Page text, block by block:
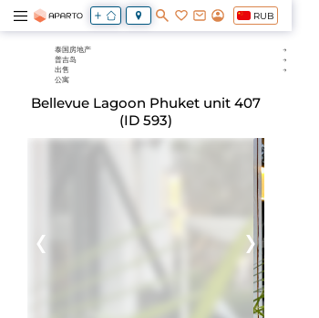
RUB
泰国房地产
普吉岛
出售
公寓
Bellevue Lagoon Phuket unit 407
(ID 593)